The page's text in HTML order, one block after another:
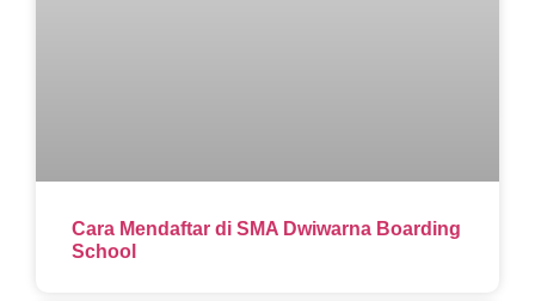
Cara Mendaftar di SMA Dwiwarna Boarding
School